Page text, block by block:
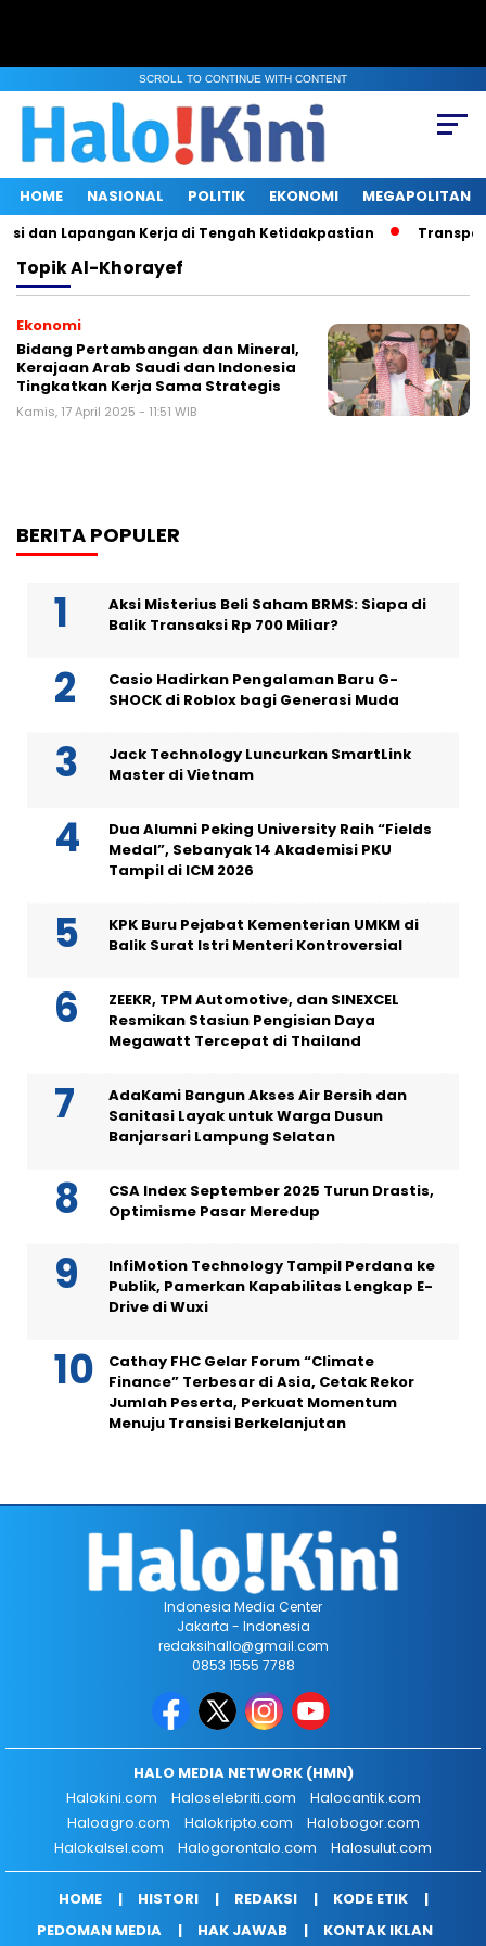
SCROLL TO CONTINUE WITH CONTENT
HOME NASIONAL POLITIK EKONOMI MEGAPOLITAN
dan Lapangan Kerja di Tengah Ketidakpastian
TopikAl-Khorayef
Ekonomi
Bidang Pertambangan dan Mineral,
Kerajaan Arab Saudi dan Indonesia
Tingkatkan Kerja Sama Strategis
Kamis, 17 April 2025 - 11:51 WIB
BERITA POPULER
Aksi Misterius Beli Saham BRMS: Siapa di
Balik Transaksi Rp 700 Miliar?
Casio Hadirkan Pengalaman Baru G-
SHOCK di Roblox bagi Generasi Muda
Jack Technology Luncurkan SmartLink
Master di Vietnam
Dua Alumni Peking University Raih “Fields
Medal”, Sebanyak 14 Akademisi PKU
Tampil di ICM 2026
KPK Buru Pejabat Kementerian UMKM di
Balik Surat Istri Menteri Kontroversial
ZEEKR, TPM Automotive, dan SINEXCEL
Resmikan Stasiun Pengisian Daya
Megawatt Tercepat di Thailand
AdaKami Bangun Akses Air Bersih dan
Sanitasi Layak untuk Warga Dusun
Banjarsari Lampung Selatan
CSA Index September 2025 Turun Drastis,
Optimisme Pasar Meredup
InfiMotion Technology Tampil Perdana ke
Publik, Pamerkan Kapabilitas Lengkap E-
Drive di Wuxi
Cathay FHC Gelar Forum “Climate
Finance” Terbesar di Asia, Cetak Rekor
Jumlah Peserta, Perkuat Momentum
Menuju Transisi Berkelanjutan
Indonesia Media Center
Jakarta - Indonesia
redaksihallo@gmail.com
0853 1555 7788
HALO MEDIA NETWORK (HMN)
Halokini.com
Haloselebriti.com
Halocantik.com
Haloagro.com
Halokripto.com
Halobogor.com
Halokalsel.com
Halogorontalo.com Halosulut.com
HOME HISTORI REDAKSI
KODE ETIK
PEDOMAN MEDIA
HAK JAWAB KONTAK IKLAN